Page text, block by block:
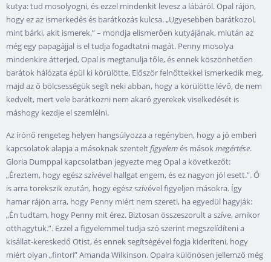
kutya: tud mosolyogni, és ezzel mindenkit levesz a lábáról. Opal rájön,
hogy ez az ismerkedés és barátkozás kulcsa. „Ügyesebben barátkozol,
mint bárki, akit ismerek.” – mondja elismerően kutyájának, miután az
még egy papagájjal is el tudja fogadtatni magát. Penny mosolya
mindenkire átterjed, Opal is megtanulja tőle, és ennek köszönhetően
barátok hálózata épül ki körülötte. Először felnőttekkel ismerkedik meg,
majd az ő bölcsességük segít neki abban, hogy a körülötte lévő, de nem
kedvelt, mert vele barátkozni nem akaró gyerekek viselkedését is
máshogy kezdje el szemlélni.
Az írónő rengeteg helyen hangsúlyozza a regényben, hogy a jó emberi
kapcsolatok alapja a másoknak szenteltfigyelemés másokmegértése.
Gloria Dumppal kapcsolatban jegyezte meg Opal a következőt:
„Éreztem, hogy egész szívével hallgat engem, és ez nagyon jól esett.”. Ő
is arra törekszik ezután, hogy egész szívével figyeljen másokra. Így
hamar rájön arra, hogy Penny miért nem szereti, ha egyedül hagyják:
„Én tudtam, hogy Penny mit érez. Biztosan összeszorult a szíve, amikor
otthagytuk.”. Ezzel a figyelemmel tudja szó szerint megszelídíteni a
kisállat-kereskedő Otist, és ennek segítségével fogja kideríteni, hogy
miért olyan „fintori” Amanda Wilkinson. Opalra különösen jellemző még